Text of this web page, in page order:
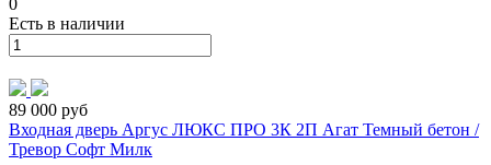
Есть в наличии
89 000 руб
Входная дверь Аргус ЛЮКС ПРО 3К 2П Агат Темный бетон /
Тревор Софт Милк